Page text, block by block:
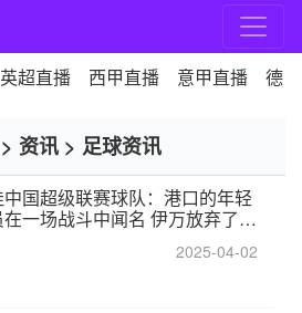
英超直播 西甲直播 意甲直播 德
> 资讯 > 足球资讯
国超级联赛球队：港口的年轻
一场战斗中闻名 伊万放弃了泰
2025-04-02